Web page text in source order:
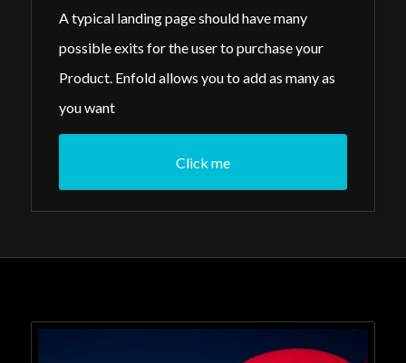
A typical landing page should have many
possible exits for the user to purchase your
Product. Enfold allows you to add as many as
you want
Click me